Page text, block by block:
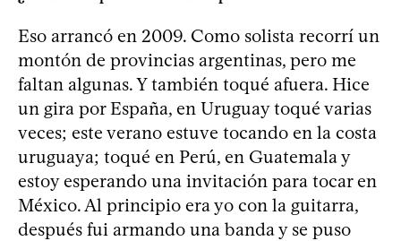
Eso arrancó en 2009. Como solista recorrí un
montón de provincias argentinas, pero me
faltan algunas. Y también toqué afuera. Hice
un gira por España, en Uruguay toqué varias
veces; este verano estuve tocando en la costa
uruguaya; toqué en Perú, en Guatemala y
estoy esperando una invitación para tocar en
México. Al principio era yo con la guitarra,
después fui armando una banda y se puso